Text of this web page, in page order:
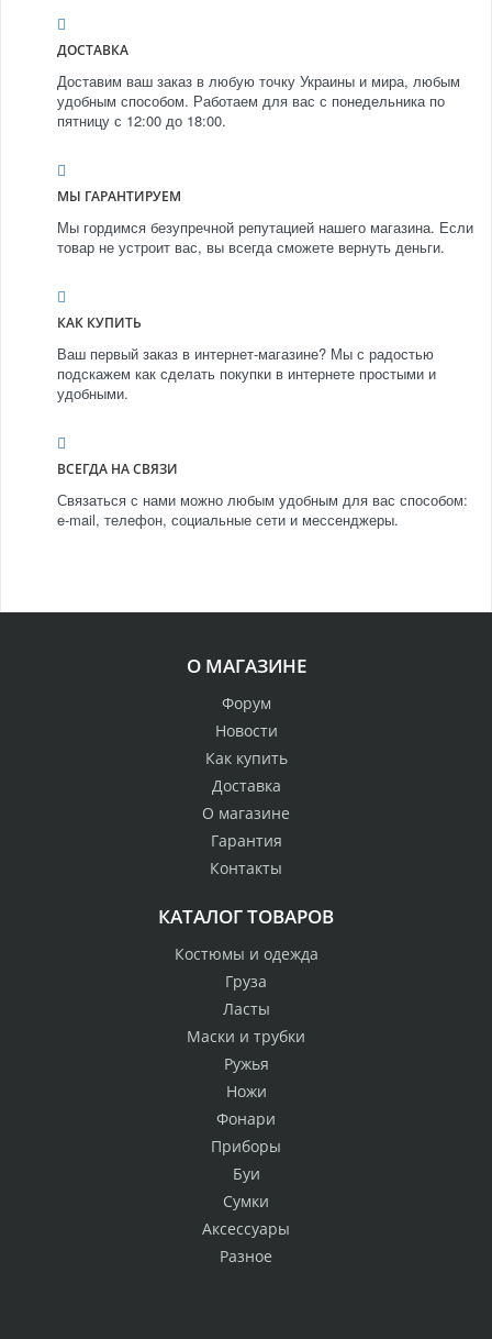
ДОСТАВКА
Доставим ваш заказ в любую точку Украины и мира, любым
удобным способом. Работаем для вас с понедельника по
пятницу с 12:00 до 18:00.
МЫ ГАРАНТИРУЕМ
Мы гордимся безупречной репутацией нашего магазина. Если
товар не устроит вас, вы всегда сможете вернуть деньги.
КАК КУПИТЬ
Ваш первый заказ в интернет-магазине? Мы с радостью
подскажем как сделать покупки в интернете простыми и
удобными.
ВСЕГДА НА СВЯЗИ
Связаться с нами можно любым удобным для вас способом:
e-mail, телефон, социальные сети и мессенджеры.
О МАГАЗИНЕ
Форум
Новости
Как купить
Доставка
О магазине
Гарантия
Контакты
КАТАЛОГ ТОВАРОВ
Костюмы и одежда
Груза
Ласты
Маски и трубки
Ружья
Ножи
Фонари
Приборы
Буи
Сумки
Аксессуары
Разное